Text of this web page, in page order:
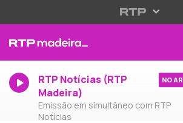
RTP Notícias (RTP
Madeira)
Emissão em simultâneo com RTP
Notícias
NO AR